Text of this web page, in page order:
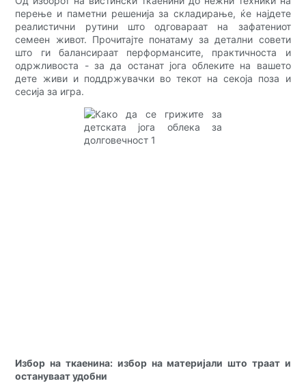
перење и паметни решенија за складирање, ќе најдете
реалистични рутини што одговараат на зафатениот
семеен живот. Прочитајте понатаму за детални совети
што ги балансираат перформансите, практичноста и
одржливоста - за да останат јога облеките на вашето
дете живи и поддржувачки во текот на секоја поза и
сесија за игра.
Избор на ткаенина: избор на материјали што траат и
остануваат удобни